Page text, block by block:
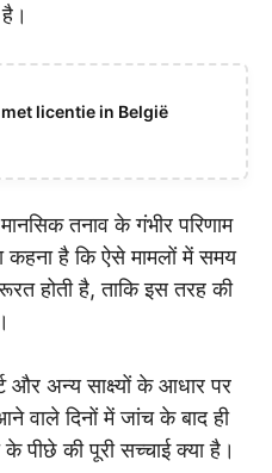
licentie in België
तनाव के गंभीर परिणाम
कहना है कि ऐसे मामलों में समय
होती है, ताकि इस तरह की
और अन्य साक्ष्यों के आधार पर
वाले दिनों में जांच के बाद ही
पीछे की पूरी सच्चाई क्या है।